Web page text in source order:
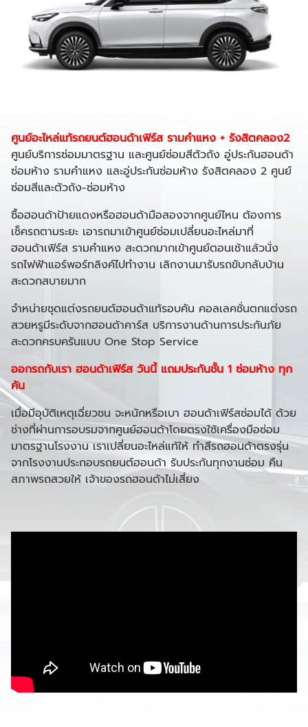
ศูนย์อะไหล่แท้รถยนต์ฮอนด้าเฟิร์ส รามคำแหง + รังสิตคลอง2
ศูนย์บริการซ่อมมาตรฐาน และศูนย์ซ่อมสีตัวถัง อู่ประกันฮอนด้า
ซ่อมห้าง รามคำแหง และอู่ประกันซ่อมห้าง รังสิตคลอง 2 ศูนย์
ซ่อมสีและตัวถัง-ซ่อมห้าง
ซื้อฮอนด้าป้ายแดงหรือฮอนด้ามือสองจากศูนย์ไหน ต้องการ
เช็ครถตามระยะ เอารถมาเข้าศูนย์ซ่อมเปลี่ยนอะไหล่มาที่
ฮอนด้าเฟิร์ส รามคำแหง สะดวกมากเข้าศูนย์ตอนเช้าแล้วนั่ง
รถไฟฟ้าแอร์พอร์ทลิงค์ไปทำงาน เลิกงานมารับรถขับกลับบ้าน
สะดวกสบายมาก
จำหน่ายชุดแต่งรถยนต์ฮอนด้าแท้รอบคัน คอลเลคชั่นตกแต่งรถ
สวยหรูมีระดับจากฮอนด้าคาร์ส บริการงานด้านการประกันภัย
สะดวกครบครันแบบ One Stop Service
ออกรถกับเรา ฮอนด้าเฟิร์ส วันนี้ แถมประกันชั้น 1 ซ่อมห้าง ทุก
คัน
เมื่อมีอุบัติเหตุเฉี่ยวชน จะหนักหรือเบา ฮอนด้าเฟิร์สซ่อมได้ ด้วย
ช่างที่ผ่านการอบรมจากศูนย์ฮอนด้าโดยตรงใช้เครื่องมือซ่อม
มาตรฐานโรงงาน เราเปลี่ยนอะไหล่แท้ให้ ทำสีรถฮอนด้าตรงรุ่น
จากโรงงานประกอบรถยนต์ฮอนด้า รับประกันทุกงานซ่อม คืน
สภาพรถสวยให้ เจ้าของรถฮอนด้าไม่เสี่ยง